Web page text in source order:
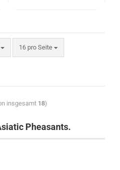
16 pro Seite
insgesamt 18)
Pheasants.